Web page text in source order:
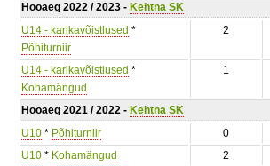
Hooaeg 2022 / 2023 - Kehtna SK
U14 - karikavõistlused *
Põhiturniir
2
U14 - karikavõistlused *
Kohamängud
1
Hooaeg 2021 / 2022 - Kehtna SK
U10 * Põhiturniir 0
U10 * Kohamängud 2